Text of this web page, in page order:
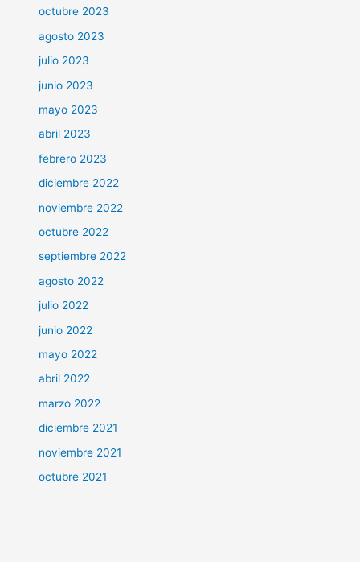
octubre 2023
agosto 2023
julio 2023
junio 2023
mayo 2023
abril 2023
febrero 2023
diciembre 2022
noviembre 2022
octubre 2022
septiembre 2022
agosto 2022
julio 2022
junio 2022
mayo 2022
abril 2022
marzo 2022
diciembre 2021
noviembre 2021
octubre 2021